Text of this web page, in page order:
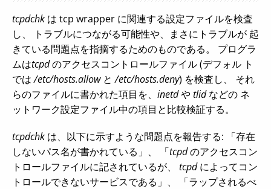
tcpdchk は tcp wrapper に関連する設定ファイルを検査
し、 トラブルにつながる可能性や、まさにトラブルが 起
きている問題点を指摘するためのものである。 プログラ
ムはtcpdのアクセスコントロールファイル (デフォル ト
では/etc/hosts.allowと/etc/hosts.deny) を検査し、 それ
らのファイルに書かれた項目を、 inetdやtlidなどの ネ
ットワーク設定ファイル中の項目と比較検証する。
tcpdchk は、以下に示すような問題点を報告する: 「存在
しないパス名が書かれている」、 「tcpdのアクセスコン
トロールファイルに記されているが、 tcpdによってコン
トロールできないサービスである」、 「ラップされるべ